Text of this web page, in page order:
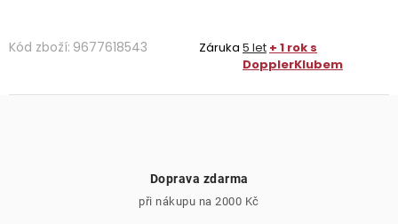
Kód zboží: 9677618543 Záruka 5 let + 1 rok s
DopplerKlubem
Doprava zdarma
při nákupu na 2000 Kč